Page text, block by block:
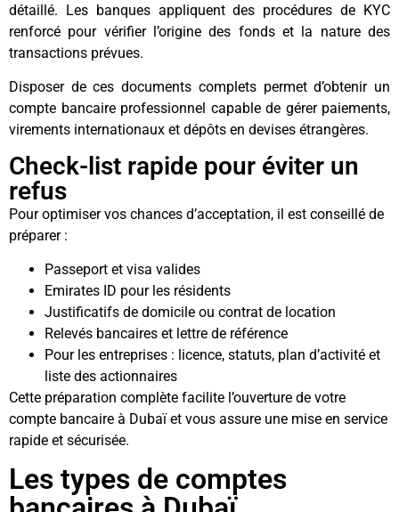
détaillé. Les banques appliquent des procédures de KYC
renforcé pour vérifier l’origine des fonds et la nature des
transactions prévues.
Disposer de ces documents complets permet d’obtenir un
compte bancaire professionnel capable de gérer paiements,
virements internationaux et dépôts en devises étrangères.
Check-list rapide pour éviter un
refus
Pour optimiser vos chances d’acceptation, il est conseillé de
préparer :
Passeport et visa valides
Emirates ID pour les résidents
Justificatifs de domicile ou contrat de location
Relevés bancaires et lettre de référence
Pour les entreprises : licence, statuts, plan d’activité et
liste des actionnaires
Cette préparation complète facilite l’ouverture de votre
compte bancaire à Dubaï et vous assure une mise en service
rapide et sécurisée.
Les types de comptes